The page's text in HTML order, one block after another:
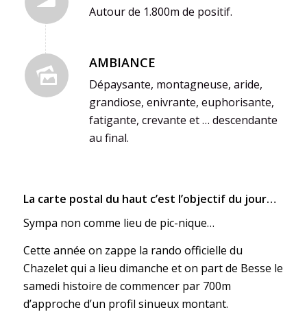
Autour de 1.800m de positif.
AMBIANCE
Dépaysante, montagneuse, aride,
grandiose, enivrante, euphorisante,
fatigante, crevante et … descendante
au final.
La carte postal du haut c’est l’objectif du jour…
Sympa non comme lieu de pic-nique…
Cette année on zappe la rando officielle du
Chazelet qui a lieu dimanche et on part de Besse le
samedi histoire de commencer par 700m
d’approche d’un profil sinueux montant.